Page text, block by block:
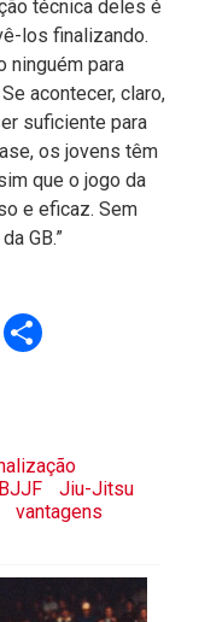
técnica deles é
los finalizando.
ninguém para
acontecer, claro,
suficiente para
os jovens têm
que o jogo da
e eficaz. Sem
GB.”
Share
Jiu-Jitsu
vantagens